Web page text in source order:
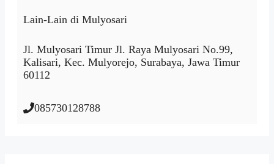
Lain-Lain di Mulyosari
Jl. Mulyosari Timur Jl. Raya Mulyosari No.99,
Kalisari, Kec. Mulyorejo, Surabaya, Jawa Timur
60112
085730128788